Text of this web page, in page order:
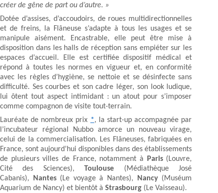
créer de gêne de part ou d’autre. »
Dotée d’assises, d’accoudoirs, de roues multidirectionnelles
et de freins, la Flâneuse s’adapte à tous les usages et se
manipule aisément. Encastrable, elle peut être mise à
disposition dans les halls de réception sans empiéter sur les
espaces d’accueil. Elle est certifiée dispositif médical et
répond à toutes les normes en vigueur et, en conformité
avec les règles d’hygiène, se nettoie et se désinfecte sans
difficulté. Ses courbes et son cadre léger, son look ludique,
lui ôtent tout aspect intimidant : un atout pour s’imposer
comme compagnon de visite tout-terrain.
Lauréate de nombreux prix *, la start-up accompagnée par
l’incubateur régional Nubbo amorce un nouveau virage,
celui de la commercialisation. Les Flâneuses, fabriquées en
France, sont aujourd’hui disponibles dans des établissements
de plusieurs villes de France, notamment à
Paris(Louvre,
Cité des Sciences), Toulouse (Médiathèque José
Cabanis),
Nantes(Le voyage à Nantes), Nancy(Muséum
Aquarium de Nancy) et bientôt à Strasbourg (Le Vaisseau).